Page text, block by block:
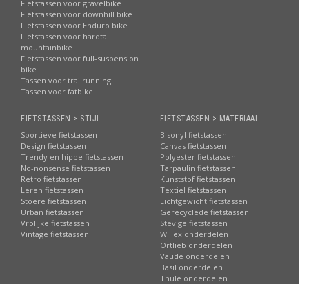
Fietstassen voor gravelbike
Fietstassen voor downhill bike
Fietstassen voor Enduro bike
Fietstassen voor hardtail
mountainbike
Fietstassen voor full-suspension
bike
Tassen voor trailrunning
Tassen voor fatbike
FIETSTASSEN > STIJL
Sportieve fietstassen
Design fietstassen
Trendy en hippe fietstassen
No-nonsense fietstassen
Retro fietstassen
Leren fietstassen
Stoere fietstassen
Urban fietstassen
Vrolijke fietstassen
Vintage fietstassen
FIETSTASSEN > MATERIAAL
Bisonyl fietstassen
Canvas fietstassen
Polyester fietstassen
Tarpaulin fietstassen
Kunststof fietstassen
Textiel fietstassen
Lichtgewicht fietstassen
Gerecyclede fietstassen
Stevige fietstassen
Willex onderdelen
Ortlieb onderdelen
Vaude onderdelen
Basil onderdelen
Thule onderdelen